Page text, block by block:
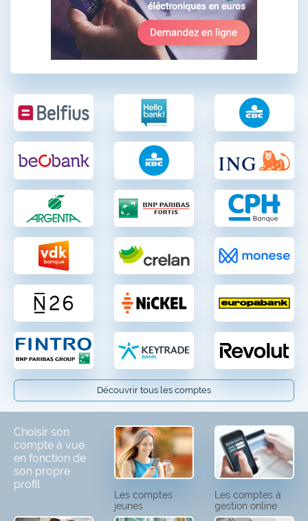
Découvrir tous les comptes
Choisir son
compte à vue
en fonction de
son propre
profil
Les comptes
jeunes
Les comptes à
gestion online